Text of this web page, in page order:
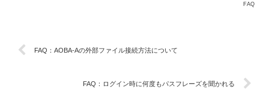
FAQ
FAQ：AOBA-Aの外部ファイル接続方法について
FAQ：ログイン時に何度もパスフレーズを聞かれる